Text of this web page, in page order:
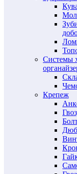
Системы
Крепеж